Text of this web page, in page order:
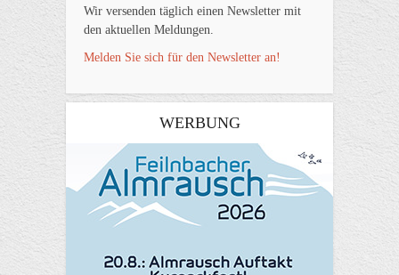
Wir versenden täglich einen Newsletter mit
den aktuellen Meldungen.
Melden Sie sich für den Newsletter an!
WERBUNG